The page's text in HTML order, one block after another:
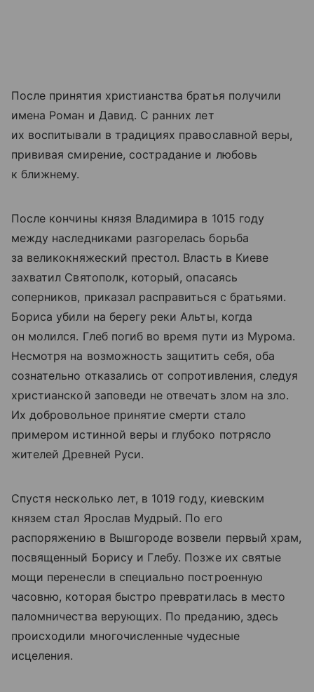
После принятия христианства братья получили
имена Роман и Давид. С ранних лет
их воспитывали в традициях православной веры,
прививая смирение, сострадание и любовь
к ближнему.
После кончины князя Владимира в 1015 году
между наследниками разгорелась борьба
за великокняжеский престол. Власть в Киеве
захватил Святополк, который, опасаясь
соперников, приказал расправиться с братьями.
Бориса убили на берегу реки Альты, когда
он молился. Глеб погиб во время пути из Мурома.
Несмотря на возможность защитить себя, оба
сознательно отказались от сопротивления, следуя
христианской заповеди не отвечать злом на зло.
Их добровольное принятие смерти стало
примером истинной веры и глубоко потрясло
жителей Древней Руси.
Спустя несколько лет, в 1019 году, киевским
князем стал Ярослав Мудрый. По его
распоряжению в Вышгороде возвели первый храм,
посвященный Борису и Глебу. Позже их святые
мощи перенесли в специально построенную
часовню, которая быстро превратилась в место
паломничества верующих. По преданию, здесь
происходили многочисленные чудесные
исцеления.